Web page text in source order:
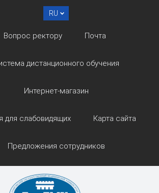
RU
Вопрос ректору Почта
дистанционного обучения
Интернет-магазин
для слабовидящих Карта сайта
Предложения сотрудников